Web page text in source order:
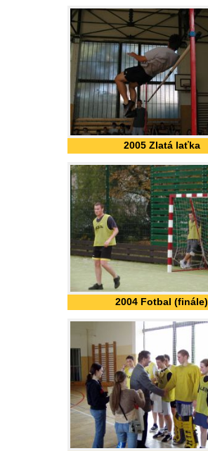
2005 Zlatá laťka
2004 Fotbal (finále)